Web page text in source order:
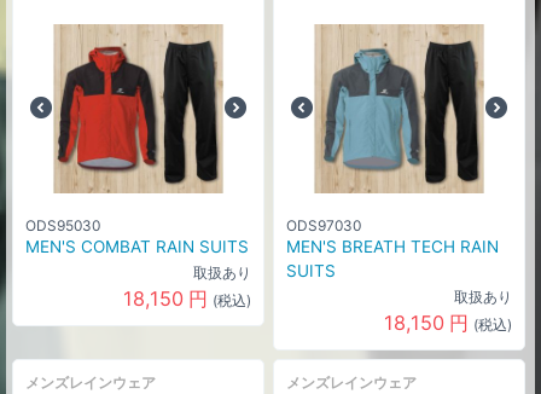
ODS95030
MEN'S COMBAT RAIN SUITS
取扱あり
18,150 円 (税込)
ODS97030
MEN'S BREATH TECH RAIN
SUITS
取扱あり
18,150 円 (税込)
メンズレインウェア メンズレインウェア